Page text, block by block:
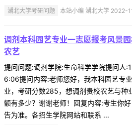
湖北大学考研问题 本站小编 湖北大学 2022-
调剂本科园艺专业一志愿报考风景
农艺
提问问题:调剂学院:生命科学学院提问
6:06提问内容:老师您好，我本科园艺专
业，考研分数285，想调剂贵校农艺与种
额有多少？谢谢老师！回复内容:考生你
告为准。各招生学院网站和联系 ...